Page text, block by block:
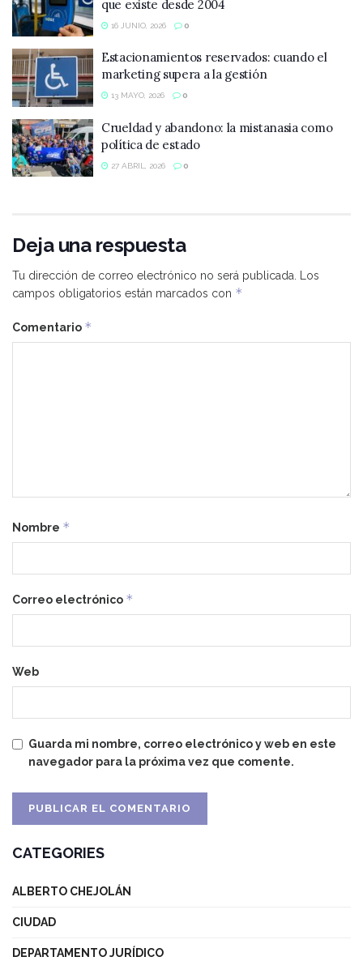
que existe desde 2004
16 JUNIO, 2026 0
Estacionamientos reservados: cuando el
marketing supera a la gestión
13 MAYO, 2026 0
Crueldad y abandono: la mistanasia como
política de estado
27 ABRIL, 2026 0
Deja una respuesta
Tu dirección de correo electrónico no será publicada. Los
campos obligatorios están marcados con *
Comentario *
Nombre *
Correo electrónico *
Web
Guarda mi nombre, correo electrónico y web en este
navegador para la próxima vez que comente.
CATEGORIES
ALBERTO CHEJOLÁN
CIUDAD
DEPARTAMENTO JURÍDICO